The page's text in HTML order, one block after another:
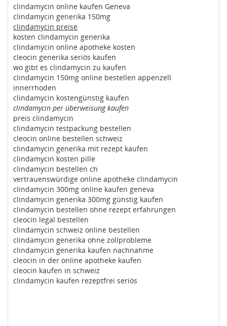
clindamycin online kaufen Geneva
clindamycin generika 150mg
clindamycin preise
kosten clindamycin generika
clindamycin online apotheke kosten
cleocin generika seriös kaufen
wo gibt es clindamycin zu kaufen
clindamycin 150mg online bestellen appenzell
innerrhoden
clindamycin kostengünstig kaufen
clindamycin per überweisung kaufen
preis clindamycin
clindamycin testpackung bestellen
cleocin online bestellen schweiz
clindamycin generika mit rezept kaufen
clindamycin kosten pille
clindamycin bestellen ch
vertrauenswürdige online apotheke clindamycin
clindamycin 300mg online kaufen geneva
clindamycin generika 300mg günstig kaufen
clindamycin bestellen ohne rezept erfahrungen
cleocin legal bestellen
clindamycin schweiz online bestellen
clindamycin generika ohne zollprobleme
clindamycin generika kaufen nachnahme
cleocin in der online apotheke kaufen
cleocin kaufen in schweiz
clindamycin kaufen rezeptfrei seriös